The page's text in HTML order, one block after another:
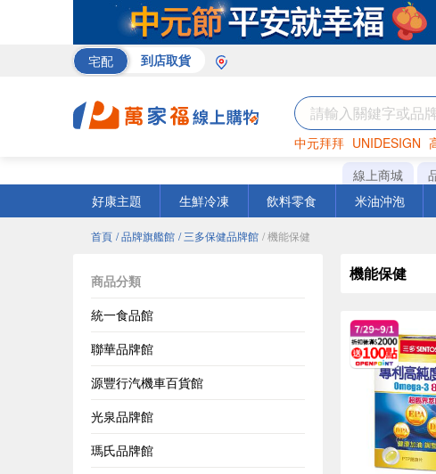
宅配 到店取貨
中元拜拜 UNIDESIGN
罐頭 咖啡 海苔
線上商城
好康主題
生鮮冷凍 飲料零食 米油沖泡
首頁 / 品牌旗艦館 / 三多保健品牌館 / 機能保健
商品分類
統一食品館
聯華品牌館
源豐行汽機車百貨館
光泉品牌館
瑪氏品牌館
機能保健